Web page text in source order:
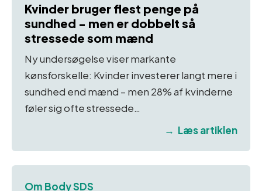
Kvinder bruger flest penge på
sundhed - men er dobbelt så
stressede som mænd
Ny undersøgelse viser markante
kønsforskelle: Kvinder investerer langt mere i
sundhed end mænd – men 28% af kvinderne
føler sig ofte stressede…
Læs artiklen
Om Body SDS